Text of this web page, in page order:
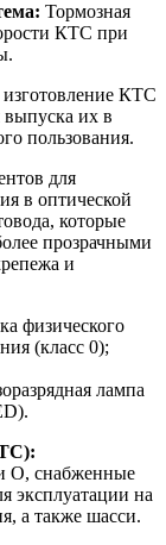
Тормозная
КТС при
КТС
их в
пользования.
для
в оптической
которые
прозрачными
и
физического
(класс 0);
лампа
О, снабженные
эксплуатации на
а также шасси.